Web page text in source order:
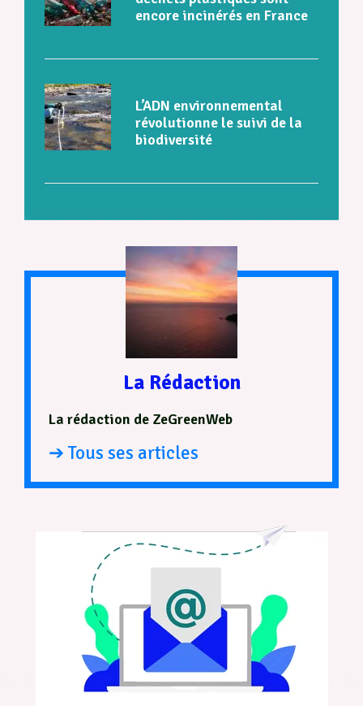
encore incinérés en France
L’ADN environnemental
révolutionne le suivi de la
biodiversité
La Rédaction
La rédaction de ZeGreenWeb
➔ Tous ses articles